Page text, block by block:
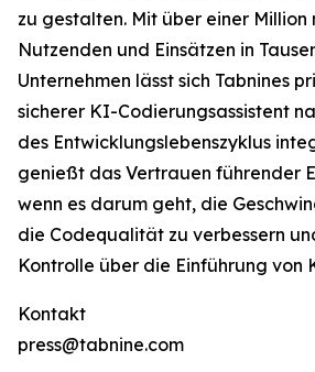
zu gestalten. Mit über einer
Nutzenden und Einsätzen in
Unternehmen lässt sich Tabnines
sicherer KI-Codierungsassistent
des Entwicklungslebenszyklus
genießt das Vertrauen führender
wenn es darum geht, die
die Codequalität zu verbessern
Kontrolle über die Einführung von
Kontakt
press@tabnine.com